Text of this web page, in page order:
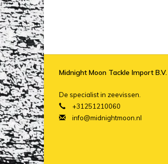
Midnight Moon Tackle Import B.V.
De specialist in zeevissen.
+31251210060
info@midnightmoon.nl